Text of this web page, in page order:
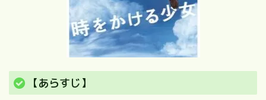
【あらすじ】